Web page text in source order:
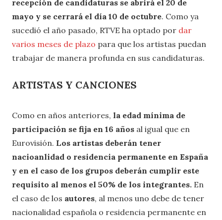
recepción de candidaturas se abrirá el 20 de
mayo y se cerrará el día 10 de octubre. Como ya
sucedió el año pasado, RTVE ha optado por dar
varios meses de plazo para que los artistas puedan
trabajar de manera profunda en sus candidaturas.
ARTISTAS Y CANCIONES
Como en años anteriores, la edad mínima de
participación se fija en 16 años al igual que en
Eurovisión. Los artistas deberán tener
nacioanlidad o residencia permanente en España
y en el caso de los grupos deberán cumplir este
requisito al menos el 50% de los integrantes. En
el caso de los autores, al menos uno debe de tener
nacionalidad española o residencia permanente en